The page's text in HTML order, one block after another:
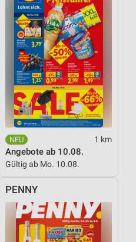
1 km
Angebote ab 10.08.
Gültig ab Mo. 10.08.
PENNY